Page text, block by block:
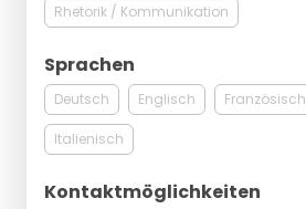
Rhetorik / Kommunikation
Sprachen
Deutsch Englisch Französisch
Italienisch
Kontaktmöglichkeiten